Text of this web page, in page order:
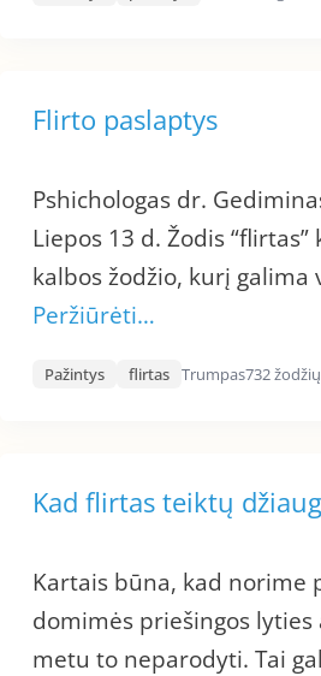
Flirto paslaptys
Pshichologas dr.
Liepos 13 d. Žodis
kalbos žodžio, kurį galima
Peržiūrėti…
Pažintys flirtas Trumpas732 žodžių
Kad flirtas teiktų
Kartais būna, kad norime
domimės priešingos
metu to neparodyti. Tai